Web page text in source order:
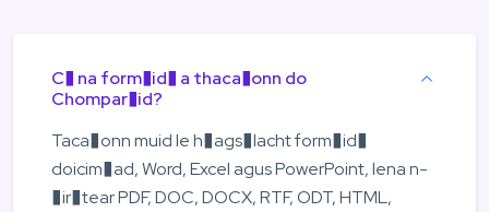
C� na form�id� a thaca�onn do
Chompar�id?
Taca�onn muid le h�ags�lacht form�id�
doicim�ad, Word, Excel agus PowerPoint, lena n-
�ir�tear PDF, DOC, DOCX, RTF, ODT, HTML,